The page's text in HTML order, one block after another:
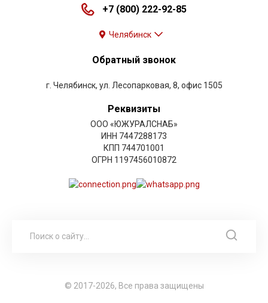
+7 (800) 222-92-85
Челябинск
Обратный звонок
г. Челябинск, ул. Лесопарковая, 8, офис 1505
Реквизиты
ООО «ЮЖУРАЛСНАБ»
ИНН 7447288173
КПП 744701001
ОГРН 1197456010872
© 2017-2026, Все права защищены